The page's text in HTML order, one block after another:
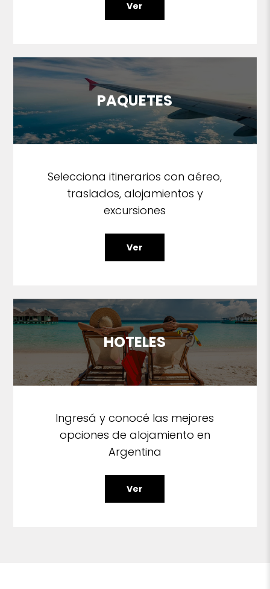
Ver
PAQUETES
Selecciona itinerarios con aéreo,
traslados, alojamientos y
excursiones
Ver
HOTELES
Ingresá y conocé las mejores
opciones de alojamiento en
Argentina
Ver